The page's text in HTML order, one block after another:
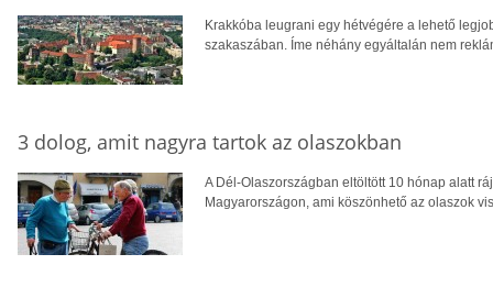
Krakkóba leugrani egy hétvégére a lehető
szakaszában. Íme néhány egyáltalán nem
3 dolog, amit nagyra tartok az olaszokban
A Dél-Olaszországban eltöltött 10 hónap alatt
Magyarországon, ami köszönhető az olaszok